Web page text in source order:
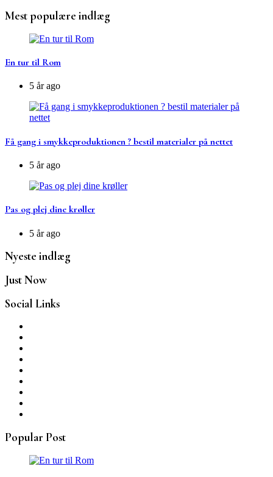
Mest populære indlæg
En tur til Rom
5 år ago
Få gang i smykkeproduktionen ? bestil materialer på nettet
5 år ago
Pas og plej dine krøller
5 år ago
Nyeste indlæg
Just Now
Social Links
Popular Post